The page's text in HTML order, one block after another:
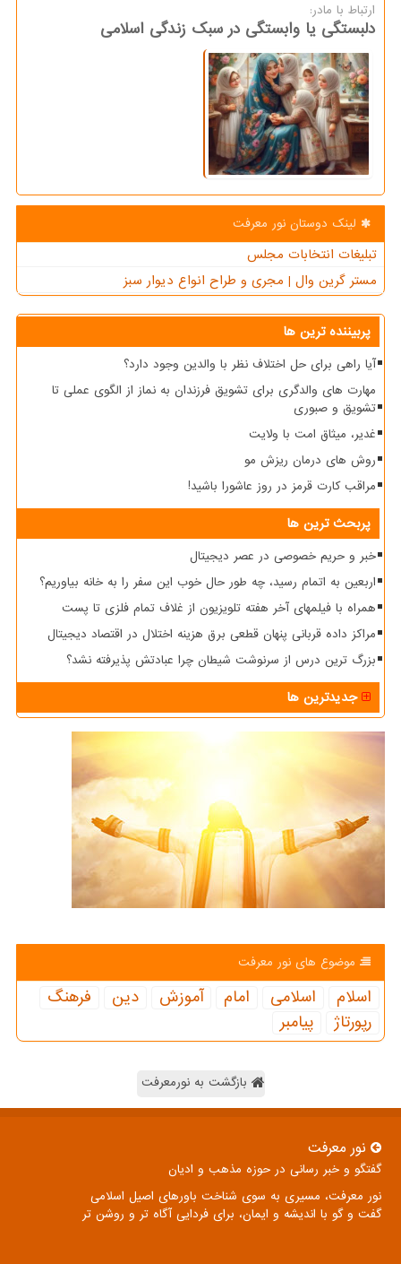
ارتباط با مادر:
دلبستگی یا وابستگی در سبک زندگی اسلامی
لینک دوستان نور معرفت
تبلیغات انتخابات مجلس
مستر گرین وال | مجری و طراح انواع دیوار سبز
پربیننده ترین ها
آیا راهی برای حل اختلاف نظر با والدین وجود دارد؟
مهارت های والدگری برای تشویق فرزندان به نماز از الگوی عملی تا
تشویق و صبوری
غدیر، میثاق امت با ولایت
روش های درمان ریزش مو
مراقب کارت قرمز در روز عاشورا باشید!
پربحث ترین ها
خبر و حریم خصوصی در عصر دیجیتال
اربعین به اتمام رسید، چه طور حال خوب این سفر را به خانه بیاوریم؟
همراه با فیلمهای آخر هفته تلویزیون از غلاف تمام فلزی تا پست
مراکز داده قربانی پنهان قطعی برق هزینه اختلال در اقتصاد دیجیتال
بزرگ ترین درس از سرنوشت شیطان چرا عبادتش پذیرفته نشد؟
جدیدترین ها
موضوع های نور معرفت
اسلام اسلامی امام آموزش دین
فرهنگ
رپورتاژ
پیامبر
بازگشت به نورمعرفت
نور معرفت
گفتگو و خبر رسانی در حوزه مذهب و ادیان
نور معرفت، مسیری به سوی شناخت باورهای اصیل اسلامی
گفت و گو با اندیشه و ایمان، برای فردایی آگاه تر و روشن تر